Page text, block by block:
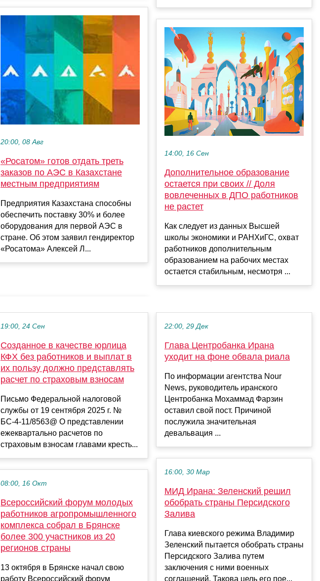
20:00, 08 Авг
«Росатом» готов отдать треть
заказов по АЭС в Казахстане
местным предприятиям
Предприятия Казахстана способны
обеспечить поставку 30% и более
оборудования для первой АЭС в
стране. Об этом заявил гендиректор
«Росатома» Алексей Л...
14:00, 16 Сен
Дополнительное образование
остается при своих // Доля
вовлеченных в ДПО работников
не растет
Как следует из данных Высшей
школы экономики и РАНХиГС, охват
работников дополнительным
образованием на рабочих местах
остается стабильным, несмотря ...
19:00, 24 Сен
Созданное в качестве юрлица
КФХ без работников и выплат в
их пользу должно представлять
расчет по страховым взносам
Письмо Федеральной налоговой
службы от 19 сентября 2025 г. №
БС-4-11/8563@ О представлении
ежеквартально расчетов по
страховым взносам главами кресть...
08:00, 16 Окт
Всероссийский форум молодых
работников агропромышленного
комплекса собрал в Брянске
более 300 участников из 20
регионов страны
13 октября в Брянске начал свою
работу Всероссийский форум
22:00, 29 Дек
Глава Центробанка Ирана
уходит на фоне обвала риала
По информации агентства Nour
News, руководитель иранского
Центробанка Мохаммад Фарзин
оставил свой пост. Причиной
послужила значительная
девальвация ...
16:00, 30 Мар
МИД Ирана: Зеленский решил
обобрать страны Персидского
Залива
Глава киевского режима Владимир
Зеленский пытается обобрать страны
Персидского Залива путем
заключения с ними военных
соглашений. Такова цель его пое...